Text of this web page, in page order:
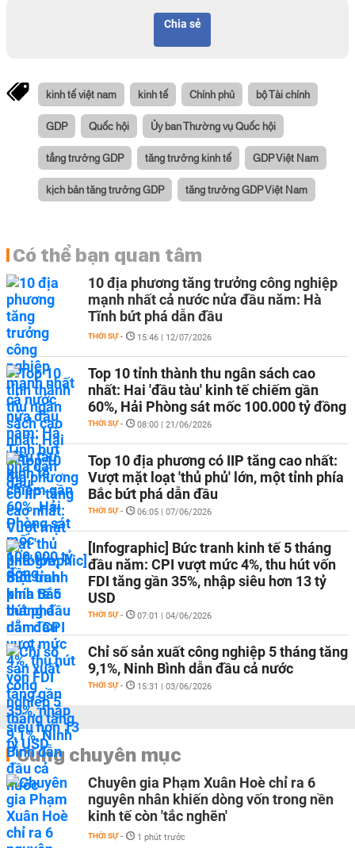
Chia sẻ
kinh tế việt nam kinh tế Chính phủ bộ Tài chính
GDP Quốc hội Ủy ban Thường vụ Quốc hội
tắng trưởng GDP tăng trưởng kinh tế GDP Việt Nam
kịch bản tăng trưởng GDP tăng trưởng GDP Việt Nam
Có thể bạn quan tâm
10 địa phương tăng trưởng công nghiệp
mạnh nhất cả nước nửa đầu năm: Hà
Tĩnh bứt phá dẫn đầu
THỜI SỰ - 15:46 | 12/07/2026
Top 10 tỉnh thành thu ngân sách cao
nhất: Hai 'đầu tàu' kinh tế chiếm gần
60%, Hải Phòng sát mốc 100.000 tỷ đồng
THỜI SỰ - 08:00 | 21/06/2026
Top 10 địa phương có IIP tăng cao nhất:
Vượt mặt loạt 'thủ phủ' lớn, một tỉnh phía
Bắc bứt phá dẫn đầu
THỜI SỰ - 06:05 | 07/06/2026
[Infographic] Bức tranh kinh tế 5 tháng
đầu năm: CPI vượt mức 4%, thu hút vốn
FDI tăng gần 35%, nhập siêu hơn 13 tỷ
USD
THỜI SỰ - 07:01 | 04/06/2026
Chỉ số sản xuất công nghiệp 5 tháng tăng
9,1%, Ninh Bình dẫn đầu cả nước
THỜI SỰ - 15:31 | 03/06/2026
Cùng chuyên mục
Chuyên gia Phạm Xuân Hoè chỉ ra 6
nguyên nhân khiến dòng vốn trong nền
kinh tế còn 'tắc nghẽn'
THỜI SỰ - 1 phút trước